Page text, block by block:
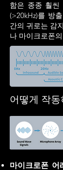
함은 종종 훨씬
(>20kHz)를 방
간의 귀로는 감
나 마이크로폰
어떻게 작
마이크로폰 어